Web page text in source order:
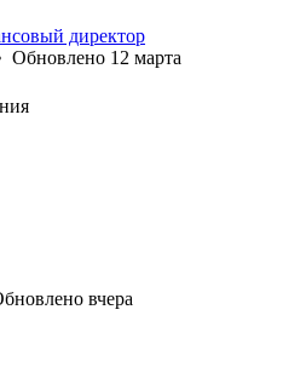
директор
Обновлено 12 марта
вчера